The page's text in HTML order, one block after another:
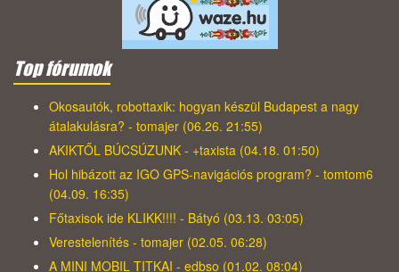
Top fórumok
Okosautók, robottaxik: hogyan készül Budapest a nagy
átalakulásra? - tomajer (06.26. 21:55)
AKIKTŐL BÚCSÚZUNK - +taxista (04.18. 01:50)
Hol hibázott az IGO GPS-navigációs program? - tomtom6
(04.09. 16:35)
Főtaxisok ide KLIKK!!!! - Bátyó (03.13. 03:05)
Verestelenítés - tomajer (02.05. 06:28)
A MINI MOBIL TITKAI - edbso (01.02. 08:04)